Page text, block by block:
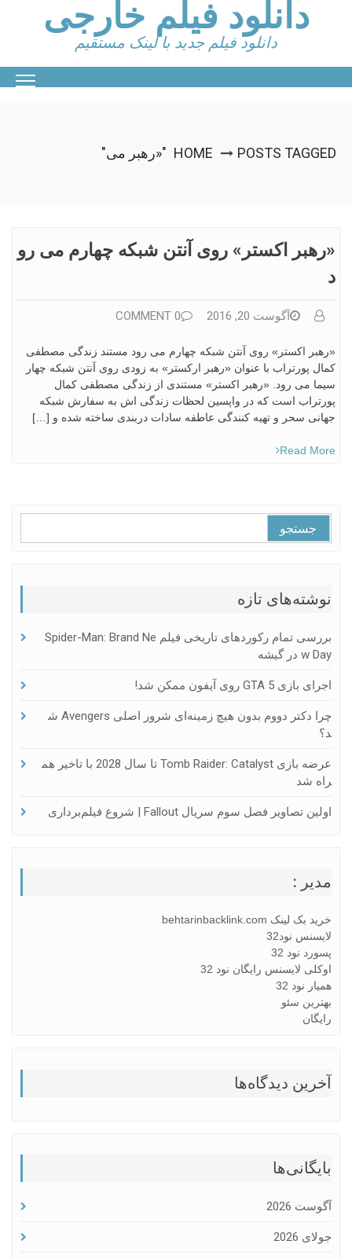
دانلود فیلم خارجی
دانلود فیلم جدید با لینک مستقیم
HOME POSTS TAGGED "«رهبر می"
«رهبر اکستر» روی آنتن شبکه چهارم می رو
د
آگوست 20, 2016 0 COMMENT
«رهبر اکستر» روی آنتن شبکه چهارم می رود مستند زندگی مصطفی
کمال پورتراب با عنوان «رهبر ارکستر» به زودی روی آنتن شبکه چهار
سیما می رود. «رهبر اکستر» مستندی از زندگی مصطفی کمال
پورتراب است که در واپسین لحظات زندگی اش به سفارش شبکه
جهانی سحر و تهیه کنندگی عاطفه سادات دربندی ساخته شده و […]
Read More
برای:
نوشته‌های تازه
بررسی تمام رکوردهای تاریخی فیلم Spider-Man: Brand Ne
W Day در گیشه
اجرای بازی GTA 5 روی آیفون ممکن شد!
چرا دکتر دووم بدون هیچ زمینه‌ای شرور اصلی Avengers ش
د؟
عرضه بازی Tomb Raider: Catalyst تا سال 2028 با تاخیر هم
راه شد
اولین تصاویر فصل سوم سریال Fallout | شروع فیلم‌برداری
مدیر :
خرید بک لینک behtarinbacklink.com
لایسنس نود32
پسورد نود 32
اوکلی لایسنس رایگان نود 32
همیار نود 32
بهترین سئو
رایگان
آخرین دیدگاه‌ها
بایگانی‌ها
آگوست 2026
جولای 2026